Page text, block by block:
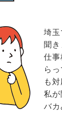
埼
聞き
仕
ら
も
私
バカ